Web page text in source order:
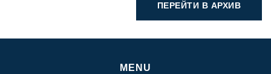
ПЕРЕЙТИ В АРХИВ
MENU